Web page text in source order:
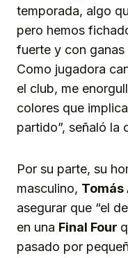
temporada, algo
pero hemos
fuerte y con ganas
Como jugadora
el club, me
colores que
partido”, señaló la
Por su parte, su
masculino, Tomás
asegurar que “el
en una Final Four
pasado por